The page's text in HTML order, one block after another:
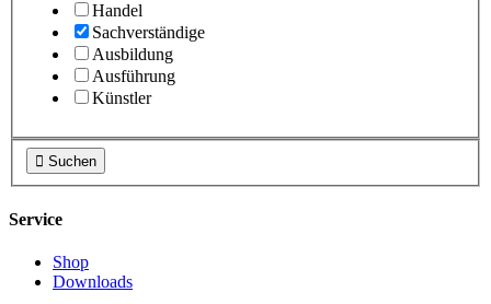
Handel
Sachverständige
Ausbildung
Ausführung
Künstler
 Suchen
Service
Shop
Downloads